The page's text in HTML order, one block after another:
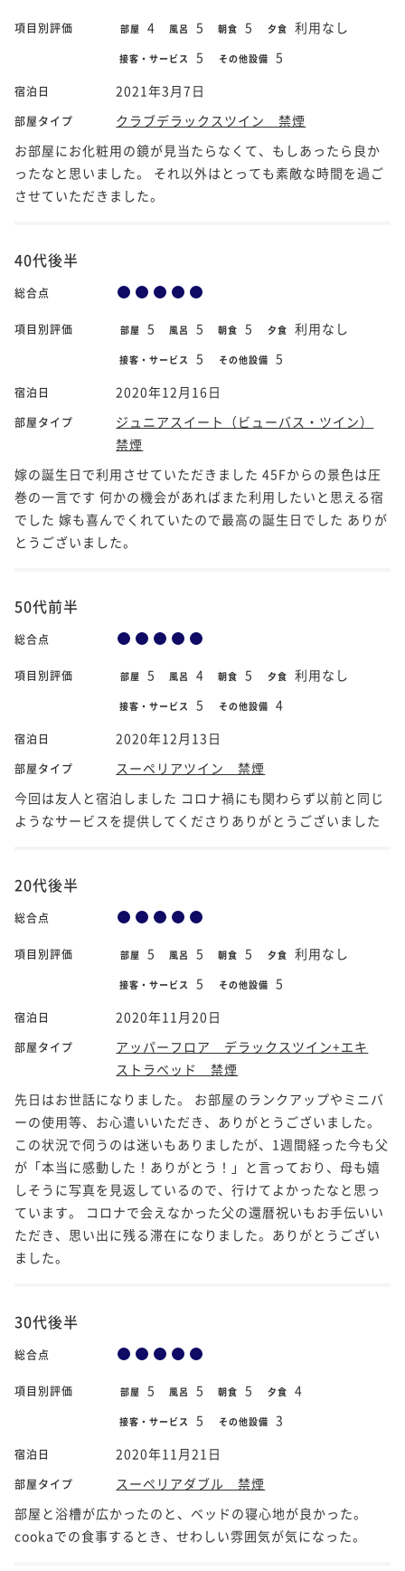
項目別評価 部屋 4 風呂 5 朝食 5 夕食 利用なし
接客・サービス 5 その他設備 5
宿泊日 2021年3月7日
部屋タイプ
クラブデラックスツイン 禁煙
お部屋にお化粧用の鏡が見当たらなくて、もしあったら良か
ったなと思いました。 それ以外はとっても素敵な時間を過ご
させていただきました。
40代後半
総合点
項目別評価 部屋 5 風呂 5 朝食 5 夕食 利用なし
接客・サービス 5 その他設備 5
宿泊日 2020年12月16日
部屋タイプ
ジュニアスイート（ビューバス・ツイン）
禁煙
嫁の誕生日で利用させていただきました 45Fからの景色は圧
巻の一言です 何かの機会があればまた利用したいと思える宿
でした 嫁も喜んでくれていたので最高の誕生日でした ありが
とうございました。
50代前半
総合点
項目別評価 部屋 5 風呂 4 朝食 5 夕食 利用なし
接客・サービス 5 その他設備 4
宿泊日 2020年12月13日
部屋タイプ
スーペリアツイン 禁煙
今回は友人と宿泊しました コロナ禍にも関わらず以前と同じ
ようなサービスを提供してくださりありがとうございました
20代後半
総合点
項目別評価 部屋 5 風呂 5 朝食 5 夕食 利用なし
接客・サービス 5 その他設備 5
宿泊日 2020年11月20日
部屋タイプ
アッパーフロア デラックスツイン+エキ
ストラベッド 禁煙
先日はお世話になりました。 お部屋のランクアップやミニバ
ーの使用等、お心遣いいただき、ありがとうございました。
この状況で伺うのは迷いもありましたが、1週間経った今も父
が「本当に感動した！ありがとう！」と言っており、母も嬉
しそうに写真を見返しているので、行けてよかったなと思っ
ています。 コロナで会えなかった父の還暦祝いもお手伝いい
ただき、思い出に残る滞在になりました。ありがとうござい
ました。
30代後半
総合点
項目別評価 部屋 5 風呂 5 朝食 5 夕食 4
接客・サービス 5 その他設備 3
宿泊日 2020年11月21日
部屋タイプ
スーペリアダブル 禁煙
部屋と浴槽が広かったのと、ベッドの寝心地が良かった。
cookaでの食事するとき、せわしい雰囲気が気になった。